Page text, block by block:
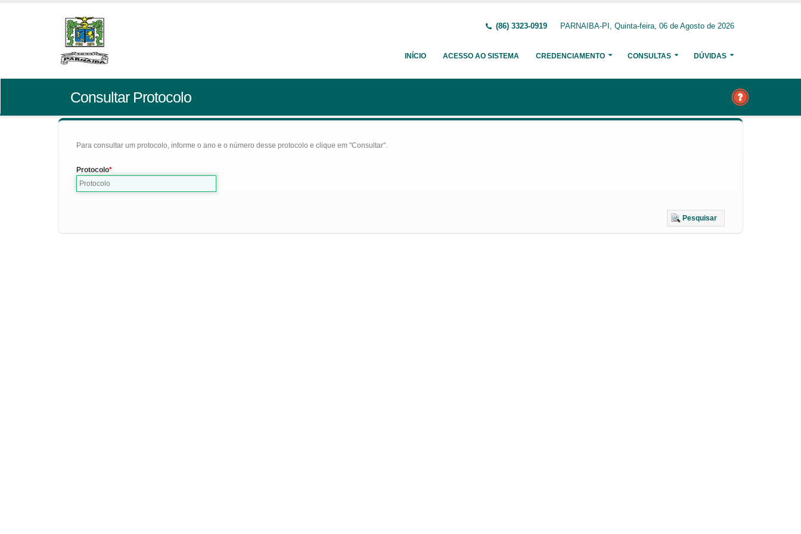
(86) 3323-0919 PARNAIBA-PI, Quinta-feira, 06 de Agosto de 2026
INÍCIO ACESSO AO SISTEMA CREDENCIAMENTO CONSULTAS DÚVIDAS
Consultar Protocolo
Para consultar um protocolo, informe o ano e o número desse protocolo e clique em "Consultar".
Protocolo
Pesquisar